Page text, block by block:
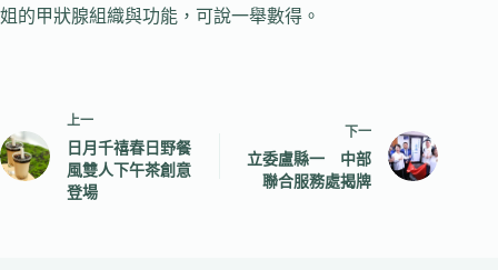
姐的甲狀腺組織與功能，可說一舉數得。
上一
日月千禧春日野餐
風雙人下午茶創意
登場
下一
立委盧縣一 中部
聯合服務處揭牌